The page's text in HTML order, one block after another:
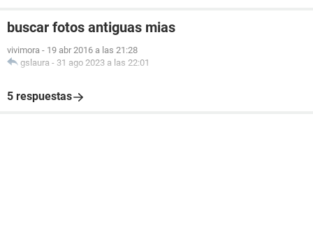
buscar fotos antiguas mias
vivimora - 19 abr 2016 a las 21:28
gslaura - 31 ago 2023 a las 22:01
5 respuestas